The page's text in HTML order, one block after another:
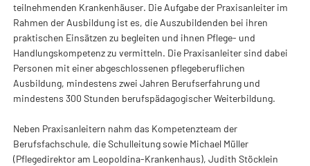
teilnehmenden Krankenhäuser. Die Aufgabe der Praxisanleiter im
Rahmen der Ausbildung ist es, die Auszubildenden bei ihren
praktischen Einsätzen zu begleiten und ihnen Pflege- und
Handlungskompetenz zu vermitteln. Die Praxisanleiter sind dabei
Personen mit einer abgeschlossenen pflegeberuflichen
Ausbildung, mindestens zwei Jahren Berufserfahrung und
mindestens 300 Stunden berufspädagogischer Weiterbildung.
Neben Praxisanleitern nahm das Kompetenzteam der
Berufsfachschule, die Schulleitung sowie Michael Müller
(Pflegedirektor am Leopoldina-Krankenhaus), Judith Stöcklein